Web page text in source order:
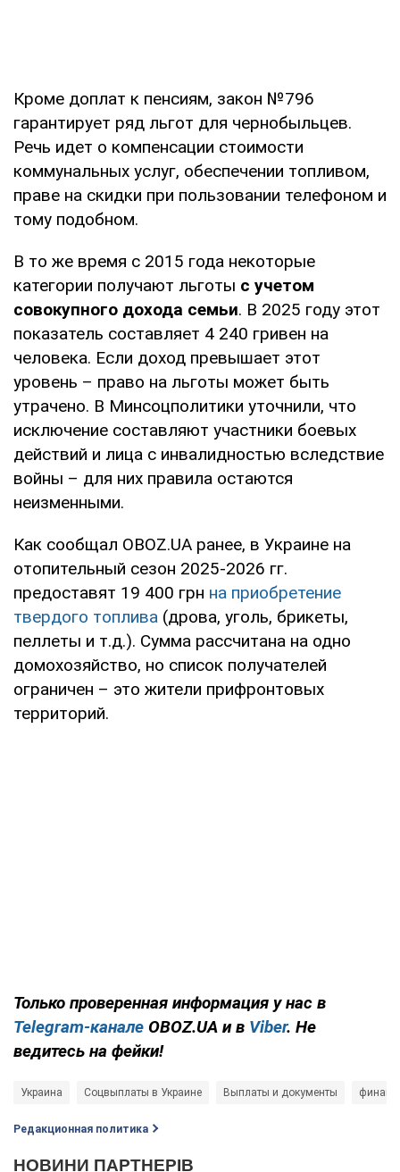
Кроме доплат к пенсиям, закон №796
гарантирует ряд льгот для чернобыльцев.
Речь идет о компенсации стоимости
коммунальных услуг, обеспечении топливом,
праве на скидки при пользовании телефоном и
тому подобном.
В то же время с 2015 года некоторые
категории получают льготы с учетом
совокупного дохода семьи. В 2025 году этот
показатель составляет 4 240 гривен на
человека. Если доход превышает этот
уровень – право на льготы может быть
утрачено. В Минсоцполитики уточнили, что
исключение составляют участники боевых
действий и лица с инвалидностью вследствие
войны – для них правила остаются
неизменными.
Как сообщал OBOZ.UA ранее, в Украине на
отопительный сезон 2025-2026 гг.
предоставят 19 400 грн на приобретение
твердого топлива (дрова, уголь, брикеты,
пеллеты и т.д.). Сумма рассчитана на одно
домохозяйство, но список получателей
ограничен – это жители прифронтовых
территорий.
Только проверенная информация у нас в
Telegram-канале OBOZ.UA и в Viber. Не
ведитесь на фейки!
Украина Соцвыплаты в Украине Выплаты и документы
Редакционная политика